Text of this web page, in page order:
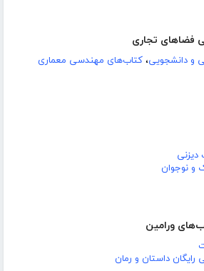
فضاهای تجاری
و دانشجویی، کتاب‌های مهندسی معماری
و نوجوان
ورامین
داستان و رمان